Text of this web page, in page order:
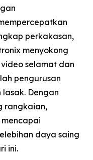
perkakasan,
menyokong
selamat dan
pengurusan
Dengan
rangkaian,
daya saing
ini.